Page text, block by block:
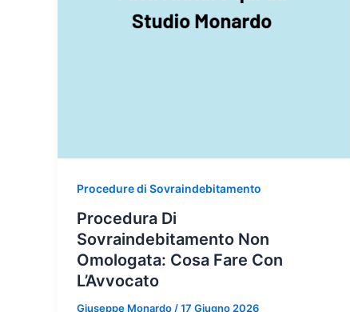
Procedure di Sovraindebitamento
Procedura Di
Sovraindebitamento Non
Omologata: Cosa Fare Con
L’Avvocato
Giuseppe Monardo/17 Giugno 2026